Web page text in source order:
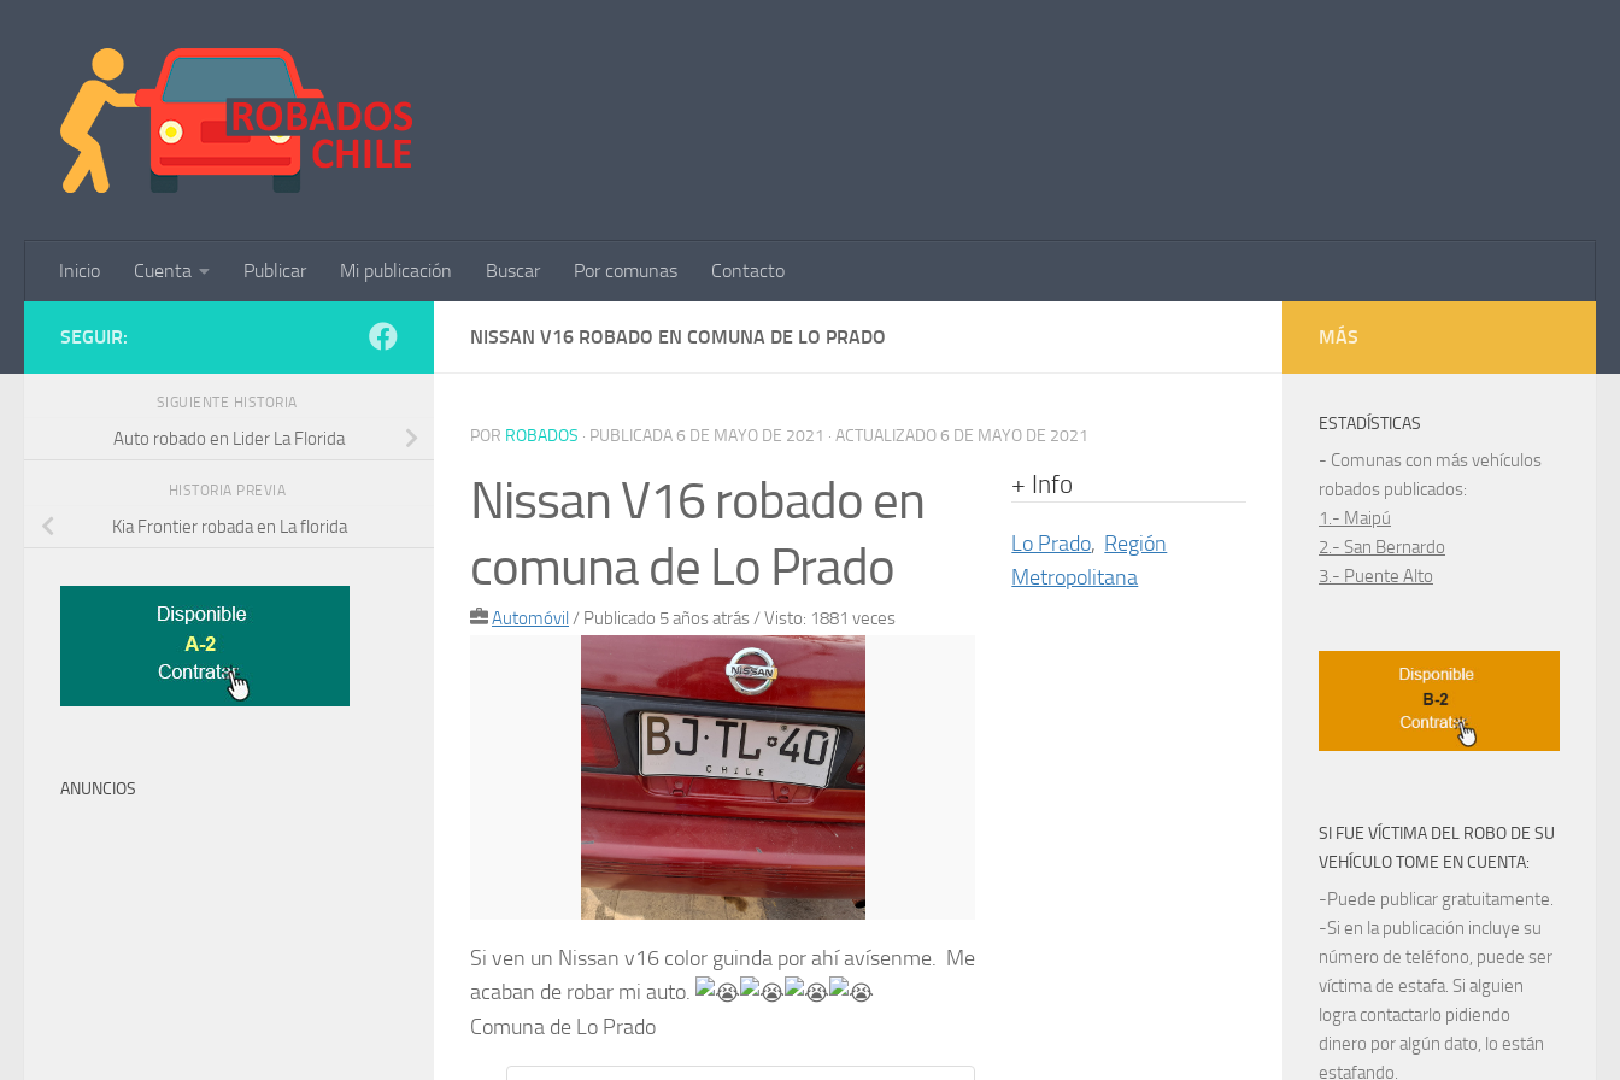
Inicio Cuenta Publicar Mi publicación Buscar Por comunas Contacto
NISSAN V16 ROBADO EN COMUNA DE LO PRADO
POR ROBADOS · PUBLICADA6 DE MAYO DE 2021 · ACTUALIZADO6 DE MAYO DE 2021
Nissan V16 robado en
comuna de Lo Prado
Automóvil / Publicado 5 años atrás/ Visto: 1881 veces
Si ven un Nissan v16 color guinda por ahí avísenme. Me
acaban de robar mi auto.
Comuna de Lo Prado
+ Info
Lo Prado, Región
Metropolitana
SEGUIR:
SIGUIENTE HISTORIA
Auto robado en Lider La Florida
HISTORIA PREVIA
Kia Frontier robada en La florida
ANUNCIOS
MÁS
ESTADÍSTICAS
- Comunas con más vehículos
robados publicados:
1.- Maipú
2.- San Bernardo
3.- Puente Alto
SI FUE VÍCTIMA DEL ROBO DE SU
VEHÍCULO TOME EN CUENTA:
-Puede publicar gratuitamente.
-Si en la publicación incluye su
número de teléfono, puede ser
víctima de estafa. Si alguien
logra contactarlo pidiendo
dinero por algún dato, lo están
estafando.